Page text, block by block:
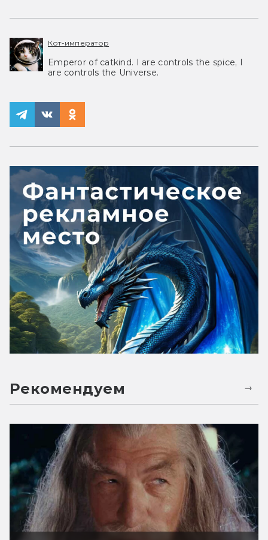
Кот-император
Emperor of catkind. I are controls the spice, I
are controls the Universe.
Рекомендуем